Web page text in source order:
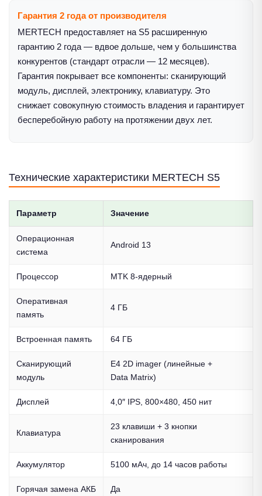
Гарантия 2 года от производителя
MERTECH предоставляет на S5 расширенную
гарантию 2 года — вдвое дольше, чем у большинства
конкурентов (стандарт отрасли — 12 месяцев).
Гарантия покрывает все компоненты: сканирующий
модуль, дисплей, электронику, клавиатуру. Это
снижает совокупную стоимость владения и гарантирует
бесперебойную работу на протяжении двух лет.
Технические характеристики MERTECH S5
Параметр Значение
Операционная
система
Android 13
Процессор MTK 8-ядерный
Оперативная
память
4 ГБ
Встроенная память 64 ГБ
Сканирующий
модуль
E4 2D imager (линейные +
Data Matrix)
Дисплей 4,0″ IPS, 800×480, 450 нит
Клавиатура
23 клавиши + 3 кнопки
сканирования
Аккумулятор 5100 мАч, до 14 часов работы
Горячая замена АКБ Да